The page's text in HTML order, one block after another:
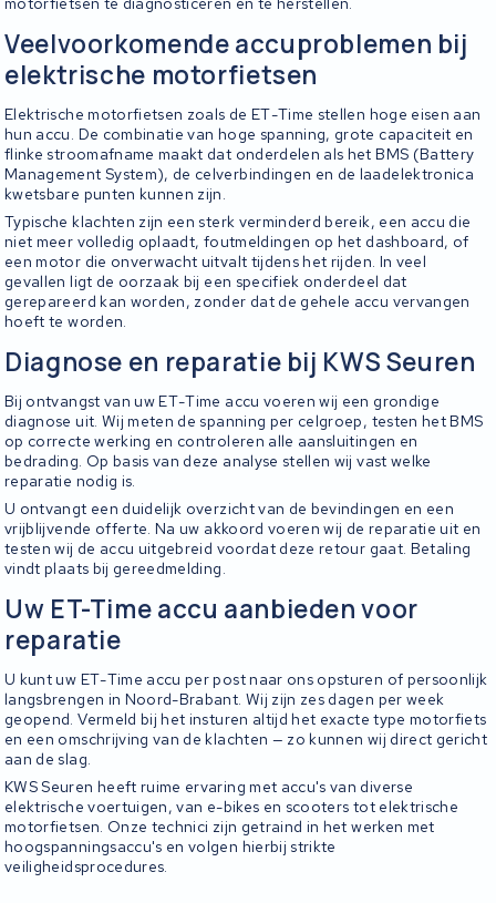
Veelvoorkomende accuproblemen bij
elektrische motorfietsen
Elektrische motorfietsen zoals de ET-Time stellen hoge eisen aan
hun accu. De combinatie van hoge spanning, grote capaciteit en
flinke stroomafname maakt dat onderdelen als het BMS (Battery
Management System), de celverbindingen en de laadelektronica
kwetsbare punten kunnen zijn.
Typische klachten zijn een sterk verminderd bereik, een accu die
niet meer volledig oplaadt, foutmeldingen op het dashboard, of
een motor die onverwacht uitvalt tijdens het rijden. In veel
gevallen ligt de oorzaak bij een specifiek onderdeel dat
gerepareerd kan worden, zonder dat de gehele accu vervangen
hoeft te worden.
Diagnose en reparatie bij KWS Seuren
Bij ontvangst van uw ET-Time accu voeren wij een grondige
diagnose uit. Wij meten de spanning per celgroep, testen het BMS
op correcte werking en controleren alle aansluitingen en
bedrading. Op basis van deze analyse stellen wij vast welke
reparatie nodig is.
U ontvangt een duidelijk overzicht van de bevindingen en een
vrijblijvende offerte. Na uw akkoord voeren wij de reparatie uit en
testen wij de accu uitgebreid voordat deze retour gaat. Betaling
vindt plaats bij gereedmelding.
Uw ET-Time accu aanbieden voor
reparatie
U kunt uw ET-Time accu per post naar ons opsturen of persoonlijk
langsbrengen in Noord-Brabant. Wij zijn zes dagen per week
geopend. Vermeld bij het insturen altijd het exacte type motorfiets
en een omschrijving van de klachten — zo kunnen wij direct gericht
aan de slag.
KWS Seuren heeft ruime ervaring met accu's van diverse
elektrische voertuigen, van e-bikes en scooters tot elektrische
motorfietsen. Onze technici zijn getraind in het werken met
hoogspanningsaccu's en volgen hierbij strikte
veiligheidsprocedures.